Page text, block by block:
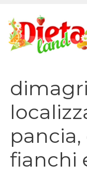
contenuto
pancia,
fianchi